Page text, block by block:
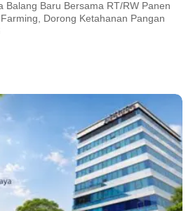
Balang Baru Bersama RT/RW Panen
Dorong Ketahanan Pangan